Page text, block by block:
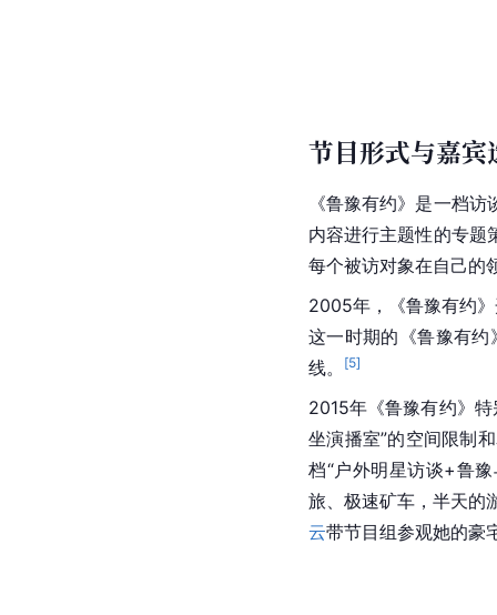
节目形式与嘉宾
《鲁豫有约》是一档
内容进行主题性的专题
每个被访对象在自己的
2005年，《鲁豫有约
这一时期的《鲁豫有
线。
[5]
2015年《鲁豫有约》特
坐演播室”的空间限制
档“户外明星访谈+鲁
旅、极速矿车，半天的
云带节目组参观她的豪